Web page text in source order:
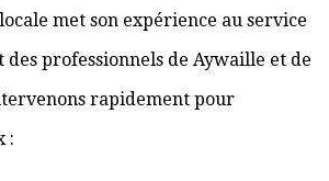
met son expérience au service
professionnels de Aywaille et de
rapidement pour
: